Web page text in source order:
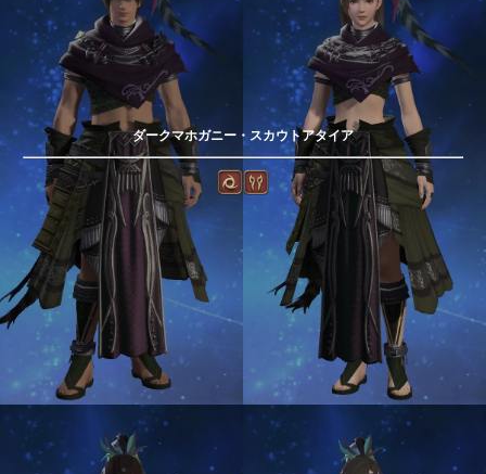
ダークマホガニー・スカウトアタイア